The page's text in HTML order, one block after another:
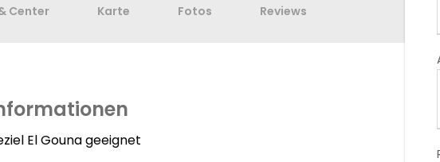
Center Karte Fotos Reviews
El Gouna geeignet